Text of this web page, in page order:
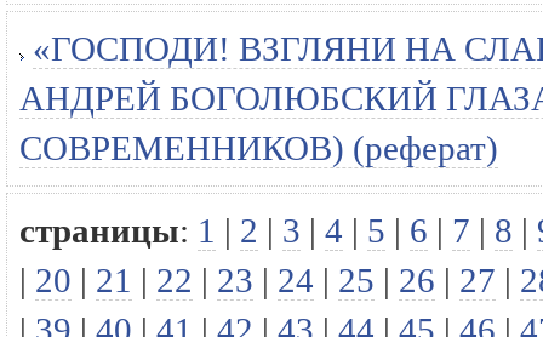
«ГОСПОДИ! ВЗГЛЯНИ НА
АНДРЕЙ БОГОЛЮБСКИЙ
СОВРЕМЕННИКОВ) (реферат)
страницы: 1 | 2 | 3 | 4 | 5 | 6 | 7 | 8 |
| 20 | 21 | 22 | 23 | 24 | 25 | 26 | 27 |